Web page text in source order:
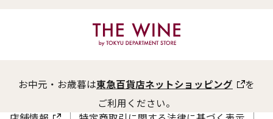
お中元・お歳暮は東急百貨店ネットショッピング
を
ご利用ください。